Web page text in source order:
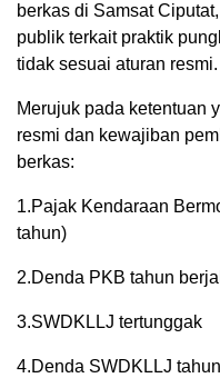
berkas di Samsat
publik terkait praktik
tidak sesuai aturan resmi.
Merujuk pada ketentuan
resmi dan kewajiban
berkas:
1.Pajak Kendaraan
tahun)
2.Denda PKB tahun
3.SWDKLLJ tertunggak
4.Denda SWDKLLJ